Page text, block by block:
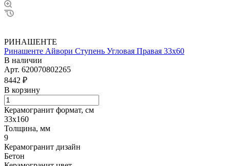
РИНАШЕНТЕ
Ринашенте Айвори Ступень Угловая Правая 33х60
В наличии
Арт. 620070802265
8442 ₽
В корзину
Керамогранит формат, см
33х160
Толщина, мм
9
Керамогранит дизайн
Бетон